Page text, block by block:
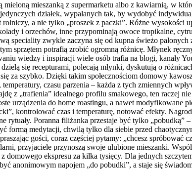
mieszanką z supermarketu albo z kawiarnią, w
działek, wypalanych tak, by wydobyć
a nie tylko „proszek z paczki”. Różne wysokości
i orzechów, inne przypominają owoce tropikalne,
speciality zwykle zaczyna się od kupna świeżo palonych
sprzętem potrafią zrobić ogromną różnicę. Młynek
wiedzy i inspiracji wiele osób trafia na blogi, kanały
się recepturami, polecają młynki, dyskutują o
za szybko. Dzięki takim społecznościom domowy
czasu parzenia – każda z tych zmiennych
z „trafienia” idealnego profilu smakowego, ten raczej
urządzenia do home roastingu, a nawet modyfikowane
kontrolować czas i temperaturę, notować efekty.
Poranna filiżanka przestaje być tylko „pobudką”
formą medytacji, chwilą tylko dla siebie przed
gości, coraz częściej pytamy: „chcesz spróbować
przyjaciele przynoszą swoje ulubione mieszanki.
ekspresu za kilka tysięcy. Dla jednych
anonimowym napojem „do pobudki”, a staje się